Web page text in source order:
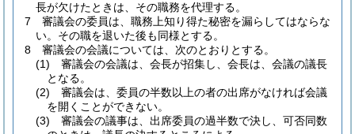
長が欠けたときは、その職務を代理する。
7
審議会の委員は、職務上知り得た秘密を漏らしてはならな
い。 その職を退いた後も同様とする。
8
審議会の会議については、次のとおりとする。
(1)
審議会の会議は、会長が招集し、会長は、会議の議長
となる。
(2)
審議会は、委員の半数以上の者の出席がなければ会議
を開くことができない。
(3)
審議会の議事は、出席委員の過半数で決し、可否同数